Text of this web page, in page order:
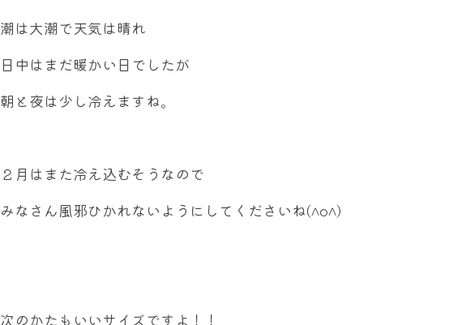
潮は大潮で天気は晴れ
日中はまだ暖かい日でしたが
朝と夜は少し冷えますね。
２月はまた冷え込むそうなので
みなさん風邪ひかれないようにしてくださいね(^o^)
次のかたもいいサイズですよ！！